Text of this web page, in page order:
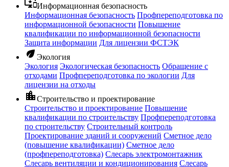
important_devicesИнформационная безопасность
Информационная безопасность Профпереподготовка по
информационной безопасности Повышение
квалификации по информационной безопасности
Защита информации Для лицензии ФСТЭК
eco Экология
Экология Экологическая безопасность Обращение с
отходами Профпереподготовка по экологии Для
лицензии на отходы
location_cityСтроительство и проектирование
Строительство и проектирование Повышение
квалификации по строительству Профпереподготовка
по строительству Строительный контроль
Проектирование зданий и сооружений Сметное дело
(повышение квалификации) Сметное дело
(профпереподготовка) Слесарь электромонтажник
Слесарь вентиляции и кондиционирования Слесарь